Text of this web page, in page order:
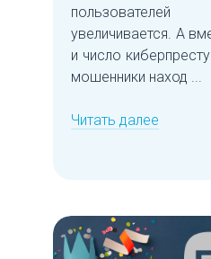
увеличивается. А
и число
мошенники наход ...
Читать далее